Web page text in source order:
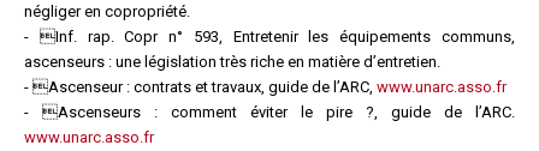
négliger en copropriété.
- Inf. rap. Copr n° 593, Entretenir les équipements communs,
ascenseurs : une législation très riche en matière d’entretien.
- Ascenseur : contrats et travaux, guide de l’ARC, www.unarc.asso.fr
- Ascenseurs : comment éviter le pire ?, guide de l’ARC.
www.unarc.asso.fr